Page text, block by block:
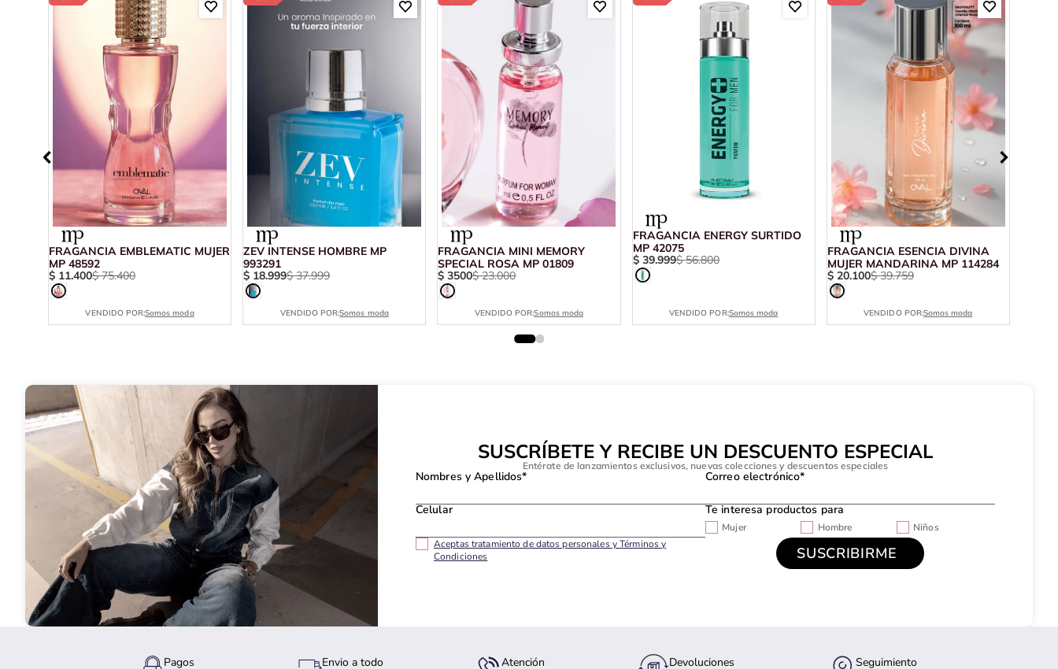
FRAGANCIA EMBLEMATIC MUJER
MP 48592
$ 11.400$ 75.400
VENDIDO POR:Somos moda
ZEV INTENSE HOMBRE MP
993291
$ 18.999$ 37.999
VENDIDO POR:Somos moda
FRAGANCIA MINI MEMORY
SPECIAL ROSA MP 01809
$ 3500$ 23.000
VENDIDO POR:Somos moda
FRAGANCIA ENERGY SURTIDO
MP 42075
$ 39.999$ 56.800
VENDIDO POR:Somos moda
FRAGANCIA ESENCIA DIVINA
MUJER MANDARINA MP 114284
$ 20.100$ 39.759
VENDIDO POR:Somos moda
SUSCRÍBETE Y RECIBE UN DESCUENTO ESPECIAL
Entérate de lanzamientos exclusivos, nuevas colecciones y descuentos especiales
Nombres y Apellidos* Correo electrónico*
Celular Te interesa productos para
Mujer Hombre
Niños
Aceptas tratamiento de datos personales y Términos y
Condiciones
Pagos Envio a todo Atención Devoluciones Seguimiento